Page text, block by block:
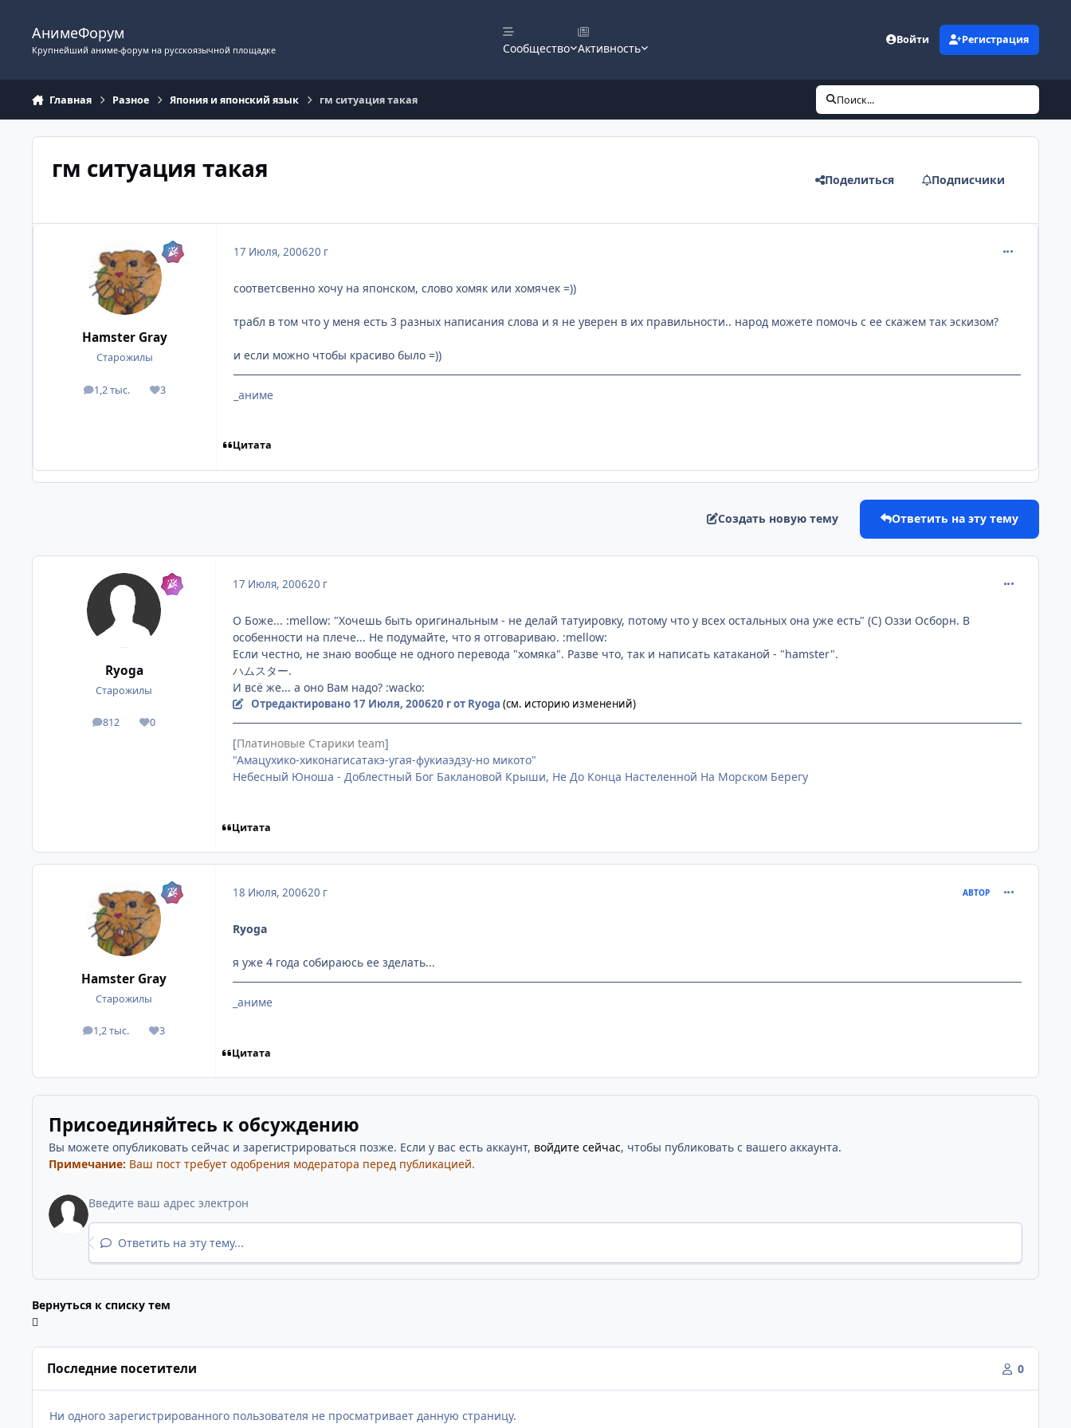
АнимеФорум
Крупнейший аниме-форум на русскоязычной площадке Сообщество Активность
Войти Регистрация
Главная Разное Япония и японский язык гм ситуация такая Поиск...
гм ситуация такая Поделиться Подписчики
Hamster Gray
Старожилы
1,2 тыс.
посты 3
Репутация
17 Июля, 200620 г
соответсвенно хочу на японском, слово хомяк или хомячек =))
трабл в том что у меня есть 3 разных написания слова и я не уверен в их правильности.. народ можете помочь с ее скажем так эскизом?
и если можно чтобы красиво было =))
_аниме
Цитата
Создать новую тему Ответить на эту тему
Ryoga
Старожилы
812
посты 0
Репутация
17 Июля, 200620 г
О Боже... :mellow: "Хочешь быть оригинальным - не делай татуировку, потому что у всех остальных она уже есть" (С) Оззи Осборн. В
особенности на плече... Не подумайте, что я отговариваю. :mellow:
Если честно, не знаю вообще не одного перевода "хомяка". Разве что, так и написать катаканой - "hamster".
ハムスター.
И всё же... а оно Вам надо? :wacko:
Отредактировано 17 Июля, 200620 гот Ryoga (см. историю изменений)
[Платиновые Старики team]
"Амацухико-хиконагисатакэ-угая-фукиаэдзу-но микото"
Небесный Юноша - Доблестный Бог Баклановой Крыши, Не До Конца Настеленной На Морском Берегу
Цитата
Hamster Gray
Старожилы
1,2 тыс.
посты 3
Репутация
18 Июля, 200620 г АВТОР
Ryoga
я уже 4 года собираюсь ее зделать...
_аниме
Цитата
Присоединяйтесь к обсуждению
Вы можете опубликовать сейчас и зарегистрироваться позже. Если у вас есть аккаунт, войдите сейчас, чтобы публиковать с вашего аккаунта.
Примечание: Ваш пост требует одобрения модератора перед публикацией.
Ответить на эту тему...
Вернуться к списку тем
Последние посетители 0
Ни одного зарегистрированного пользователя не просматривает данную страницу.